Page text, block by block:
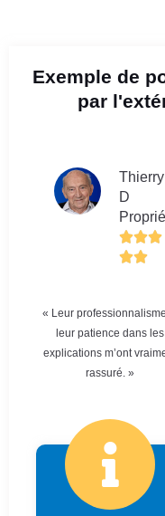
Exemple de
par
Thierry
D
« Leur
leur patience dans les
explications m’ont
rassuré. »